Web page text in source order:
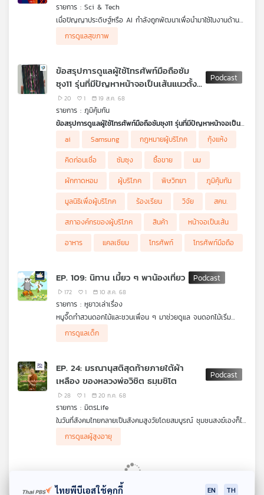
รายการ : Sci & Tech
เมื่อปัญญาประดิษฐ์หรือ AI กำลังถูกพัฒนาเพื่อนำมาใช้ในงานด้าน
อดในการทำงานด้านอื่น ๆ จนนำมาสู่การใช้งานจริง ชวนฟัง 5
สะอาดที่จะเป็นก้าวต่อไปของโลกในอนาคต
การดูแลสุขภาพ
ข้อสรุปการดูแลผู้ใช้โทรศัพท์มือถือซัม
ซุง11 รุ่นที่มีปัญหาหน้าจอเป็นเส้นแนวตั้ง
/ ผักกาดหอม มีแคลเซียมเทียบเท่า
กุ้งแห้งกับนม จริงหรือ
20 1 19 ส.ค. 68
รายการ : ภูมิคุ้มกัน
ข้อสรุปการดูแลผู้ใช้โทรศัพท์มือถือซัมซุง11 รุ่นที่มีปัญหาหน้าจอเป็น
มีแถลงการณ์ร่วมชี้แจงจากบริษัท ไทยซัมซุง อิเลคโทรนิคส์ จำกัด
และ สภาองค์กรของผู้บริโภค ซึ่งได้ข้อสรุปร่วมกันในการดูแลผู้ใช้
โทรศัพท์มือถือซัมซุงจำนวน 11 รุ่นที่มีอาการเส้นแนวตั้งปรากฎบนหน้า
จอ โดยบริษัทฯ เสนอทางเลือกให้แก่ผู้ใช้ คือ
• ไปซ่อมด้วยอาการเส้นแนวตั้งบนหน้าจอ และชำระค่าซ่อมที่ศูนย์
บริการหรือตัวแทนของซัมซุง ก่อนวันที่ 7 ก.ค. 2568
• สิ่งที่ต้องทำ : เตรียมหลักฐานภาพถ่าย ใบเสร็จ หรือ ใบสั่งซ่อม
หรือ หลักฐานการชำระเงิน (อย่างใดอย่างหนึ่ง)
• วิธียื่น : สแกน QR Code ในภาพ โดยยื่นผ่านช่องทางของสภา
ผู้บริโภค ที่ลิงก์http://www.tcc.or.th/samsung-greenline/
• ระยะเวลายื่น : ภายในวันที่ 20 ส.ค. 2568 นี้
สำหรับกลุ่ม "คนที่ยังไม่ได้ซ่อม" มี 3 ทางเลือกให้พิจารณา ได้แก่
ทางเลือกที่ 1 : ซ่อมแซมเครื่องเดิมโดยไม่คิดค่าใช้จ่าย
ทางเลือกที่ 2 : แลกคูปองส่วนลดสำหรับซื้อเครื่องใหม่
ทางเลือกที่ 3 : รับซื้อเครื่องเดิมคืน
• สิ่งที่ต้องทำ : สแกน QR Code ในภาพ เพื่อดูรายละเอียดและ
เตรียมยื่นเอกสารกับซัมซุง ที่
ลิงก์
https://www.samsung.com/th/support/care-offers-
registration/
• ระยะเวลายื่น : เริ่มยื่นได้ตั้งแต่วันที่ 21 ส.ค. 2568 - 21 ก.ย.
2568
ปัญหาหน้าจอเป็นเส้นเหมือนกันว่าจะได้รับการแก้ไขหรือชดเชย
เยียวยาหรือไม่
ฟังรายละเอียดจาก คุณโสภณ หนูรัตน์ หัวหน้าฝ่ายคุ้มครองและ
พิทักษ์สิทธิผู้บริโภค สภาองค์กรของผู้บริโภค
.
ไพรพงค์
ai Samsung กฎหมายผู้บริโภค
กุ้งแห้ง
คิดก่อนเชื่อ
ซัมซุง ซื้อขาย
นม
ผักกาดหอม
ผู้บริโภค พิษวิทยา
ภูมิคุ้มกัน
มูลนิธิเพื่อผู้บริโภค
ร้องเรียน วิจัย
สคบ.
สภาองค์กรของผู้บริโภค
สินค้า
หน้าจอเป็นเส้น
อาหาร
แคลเซียม โทรศัพท์ โทรศัพท์มือถือ
EP. 109: นิทาน เมี้ยว ๆ พาน้องเที่ยว
172 1 10 ส.ค. 68
รายการ : หูยาวเล่าเรื่อง
หนูจี๊ดทำสวนดอกไม้และชวนเพื่อน ๆ มาช่วยดูแล จนดอกไม้เริ่ม
เติบโต สามสีจึงพาน้อง ๆ ของเขามาเที่ยวที่สวน แต่ดันเผลอลืมดูแล
น้อง ๆ ให้ดี จนพวกเขาวิ่งซุกซนทำกระถางแตก หนูจี๊ดเสียใจมาก
นิทานหูยาวเล่าเรื่อง ผลงานร่วมผลิตระหว่าง Thai PBS Podcast
และ มหาวิทยาลัยหอการค้าไทย (UTCC)
การดูแลเด็ก
EP. 24: มรณานุสติสุดท้ายภายใต้ผ้า
เหลือง ของหลวงพ่อวิชิต ธมฺมชิโต
28 1 20 ก.ค. 68
รายการ : มิตรLife
ในวันที่สังคมไทยกลายเป็นสังคมสูงวัยโดยสมบูรณ์ ชุมชนสงฆ์เองก็ไม่
ได้ต่างกัน พระภิกษุจำนวนมากอาพาธ ไร้ญาติโยมดูแล และจบชีวิต
ลงอย่างเดียวดาย ในสังคมที่เคยมีพระเป็นที่พึ่ง ใครคือผู้ดูแลพระใน
มิตรLife EP.นี้ ชวนฟังมุมมองจาก พระวิชิต ธมฺมชิโต จากมูลนิธิ
สันติภาวัน เมื่อพระดูแลพระ ไม่ใช่แค่ความเมตตาที่เกิดขึ้น แต่คือการ
หน้าที่ได้อย่างเต็มความหมาย แม้ในยามโรยรา และให้การปฏิบัติตน
ของพระสงฆ์ในช่วงสุดท้ายของชีวิตได้ถูกนำมาใช้อย่างเห็นผลได้จริง
การดูแลผู้สูงอายุ
ไทยพีบีเอสใช้คุกกี้ EN TH